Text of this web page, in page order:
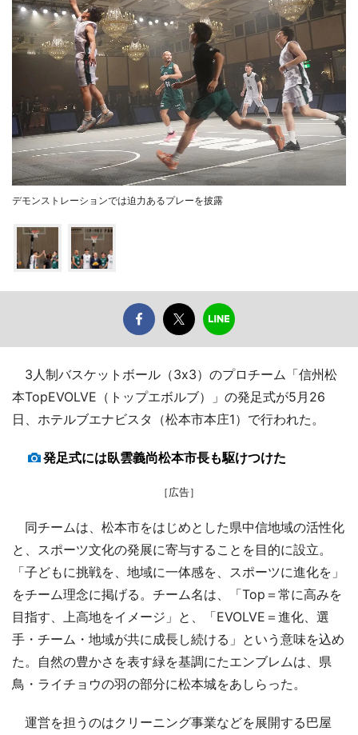
デモンストレーションでは迫力あるプレーを披露
3人制バスケットボール（3x3）のプロチーム「信州松
本TopEVOLVE（トップエボルブ）」の発足式が5月26
日、ホテルブエナビスタ（松本市本庄1）で行われた。
発足式には臥雲義尚松本市長も駆けつけた
［広告］
同チームは、松本市をはじめとした県中信地域の活性化
と、スポーツ文化の発展に寄与することを目的に設立。
「子どもに挑戦を、地域に一体感を、スポーツに進化を」
をチーム理念に掲げる。チーム名は、「Top＝常に高みを
目指す、上高地をイメージ」と、「EVOLVE＝進化、選
手・チーム・地域が共に成長し続ける」という意味を込め
た。自然の豊かさを表す緑を基調にたエンブレムは、県
鳥・ライチョウの羽の部分に松本城をあしらった。
運営を担うのはクリーニング事業などを展開する巴屋